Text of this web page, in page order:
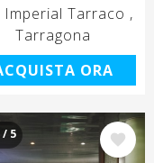
Imperial Tarraco
Tarragona
ORA
/ 5